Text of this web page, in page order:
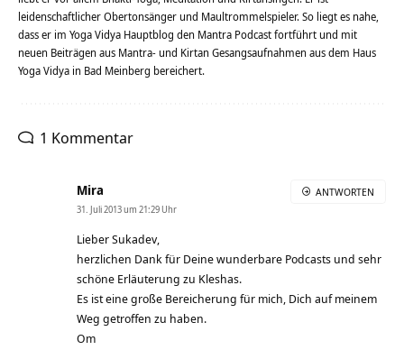
leidenschaftlicher Obertonsänger und Maultrommelspieler. So liegt es nahe,
dass er im Yoga Vidya Hauptblog den Mantra Podcast fortführt und mit
neuen Beiträgen aus Mantra- und Kirtan Gesangsaufnahmen aus dem Haus
Yoga Vidya in Bad Meinberg bereichert.
1 Kommentar
Mira
31. Juli 2013 um 21:29 Uhr
Lieber Sukadev,
herzlichen Dank für Deine wunderbare Podcasts und sehr
schöne Erläuterung zu Kleshas.
Es ist eine große Bereicherung für mich, Dich auf meinem
Weg getroffen zu haben.
Om
ANTWORTEN